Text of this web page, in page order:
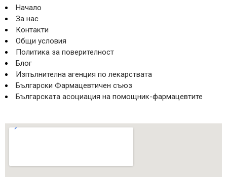
Начало
За нас
Контакти
Общи условия
Политика за поверителност
Блог
Изпълнителна агенция по лекарствата
Български Фармацевтичен съюз
Българската асоциация на помощник-фармацевтите